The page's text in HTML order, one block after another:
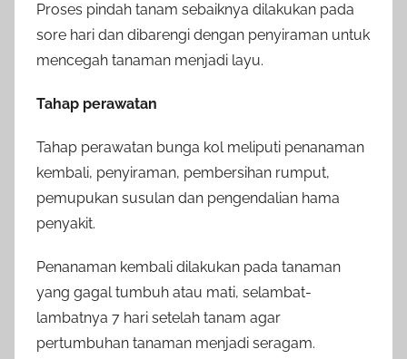
Proses pindah tanam sebaiknya dilakukan pada
sore hari dan dibarengi dengan penyiraman untuk
mencegah tanaman menjadi layu.
Tahap perawatan
Tahap perawatan bunga kol meliputi penanaman
kembali, penyiraman, pembersihan rumput,
pemupukan susulan dan pengendalian hama
penyakit.
Penanaman kembali dilakukan pada tanaman
yang gagal tumbuh atau mati, selambat-
lambatnya 7 hari setelah tanam agar
pertumbuhan tanaman menjadi seragam.